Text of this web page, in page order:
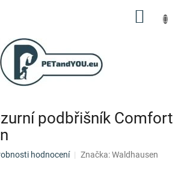
podbřišník Comfort
hodnocení Značka:Waldhausen